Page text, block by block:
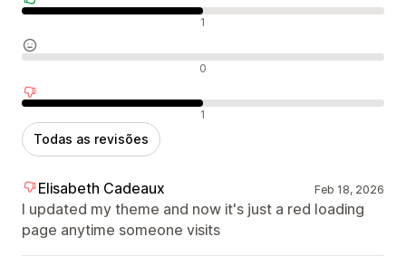
1
0
1
Todas as revisões
Elisabeth Cadeaux Feb 18, 2026
I updated my theme and now it's just a red loading
page anytime someone visits